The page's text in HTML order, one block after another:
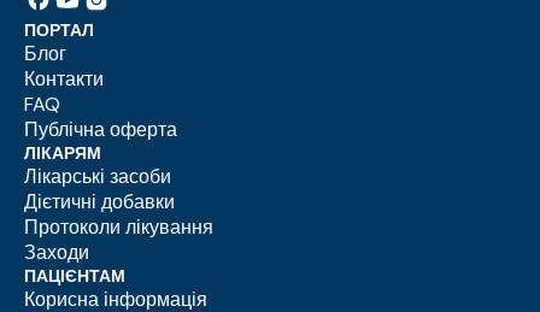
ПОРТАЛ
Блог
Контакти
FAQ
Публічна оферта
ЛІКАРЯМ
Лікарські засоби
Дієтичні добавки
Протоколи лікування
Заходи
ПАЦІЄНТАМ
Корисна інформація